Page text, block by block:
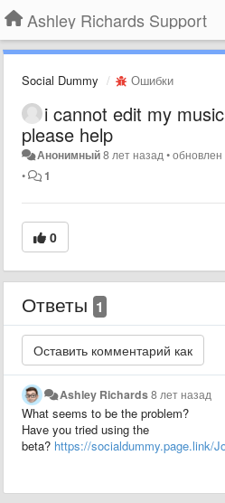
Ashley Richards Support
Social Dummy Ошибки
i cannot edit my
please help
Анонимный8 лет назад•обновлен
•
1
0
Ответы 1
Ashley Richards8 лет назад
What seems to be the problem?
Have you tried using the
beta? https://socialdummy.page.link/